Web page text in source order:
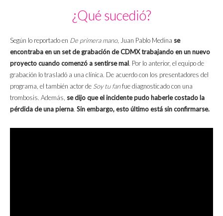
¿Qué sucedió?
Según lo reportado en De primera mano, Juan Pablo Medina se
encontraba en un set de grabación de CDMX trabajando en un nuevo
proyecto cuando comenzó a sentirse mal. Por lo anterior, el equipo de
grabación lo trasladó a una clínica. De acuerdo con los presentadores del
programa, el también actor de Soy tu fanfue diagnosticado con una
trombosis. Además, se dijo que el incidente pudo haberle costado la
pérdida de una pierna. Sin embargo, esto último está sin confirmarse.